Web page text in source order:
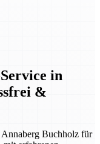
in
&
Buchholz für